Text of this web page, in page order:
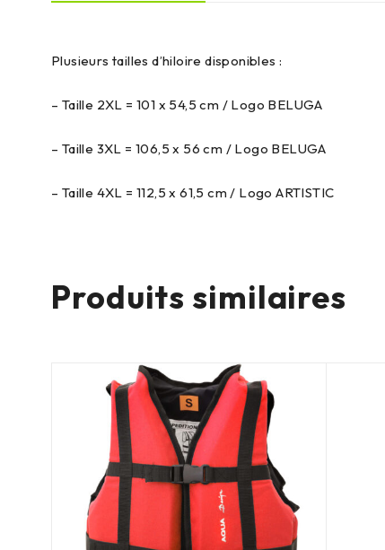
Plusieurs tailles d’hiloire disponibles :
– Taille 2XL = 101 x 54,5 cm / Logo BELUGA
– Taille 3XL = 106,5 x 56 cm / Logo BELUGA
– Taille 4XL = 112,5 x 61,5 cm / Logo ARTISTIC
Produits similaires